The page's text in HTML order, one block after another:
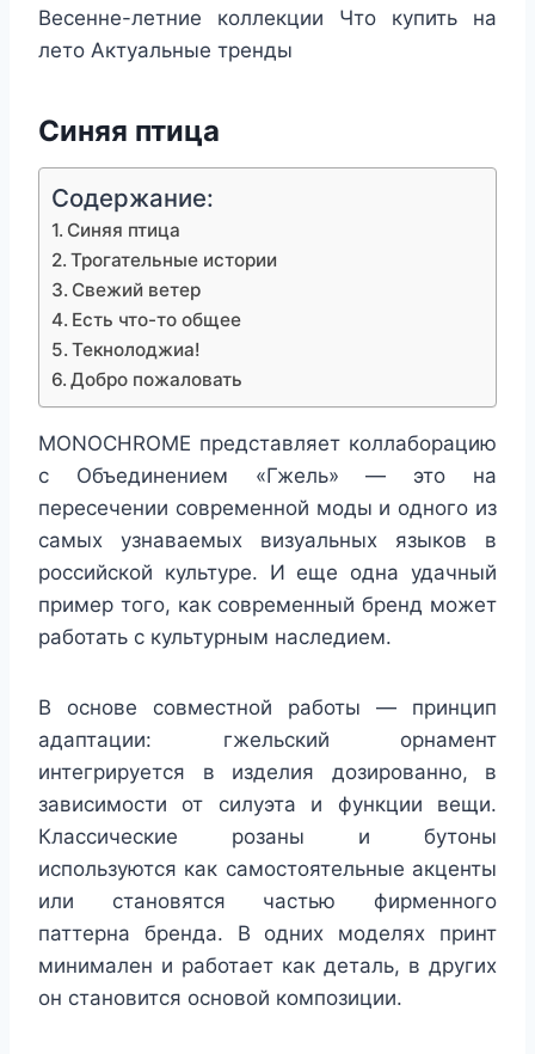
Весенне-летние коллекции Что купить на
лето Актуальные тренды
Синяя птица
Содержание:
Синяя птица
Трогательные истории
Свежий ветер
Есть что-то общее
Текнолоджиа!
Добро пожаловать
MONOCHROME представляет коллаборацию
с Объединением «Гжель» — это на
пересечении современной моды и одного из
самых узнаваемых визуальных языков в
российской культуре. И еще одна удачный
пример того, как современный бренд может
работать с культурным наследием.
В основе совместной работы — принцип
адаптации: гжельский орнамент
интегрируется в изделия дозированно, в
зависимости от силуэта и функции вещи.
Классические розаны и бутоны
используются как самостоятельные акценты
или становятся частью фирменного
паттерна бренда. В одних моделях принт
минимален и работает как деталь, в других
он становится основой композиции.